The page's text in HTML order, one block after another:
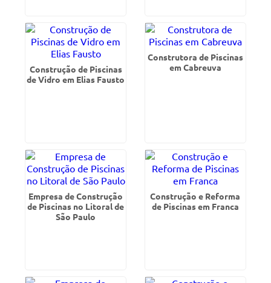
Construção de Piscinas
de Vidro em Elias Fausto
Construtora de Piscinas
em Cabreuva
Empresa de Construção
de Piscinas no Litoral de
São Paulo
Construção e Reforma
de Piscinas em Franca